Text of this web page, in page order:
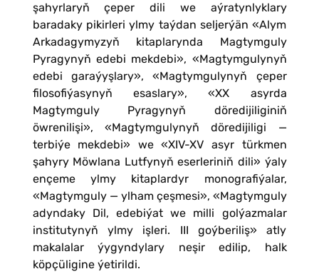
şahyrlaryň çeper dili we aýratynlyklary
baradaky pikirleri ylmy taýdan seljerýän «Alym
Arkadagymyzyň kitaplarynda Magtymguly
Pyragynyň edebi mekdebi», «Magtymgulynyň
edebi garaýyşlary», «Magtymgulynyň çeper
filosofiýasynyň esaslary», «XX asyrda
Magtymguly Pyragynyň döredijiliginiň
öwrenilişi», «Magtymgulynyň döredijiligi —
terbiýe mekdebi» we «XIV-XV asyr türkmen
şahyry Möwlana Lutfynyň eserleriniň dili» ýaly
ençeme ylmy kitaplardyr monografiýalar,
«Magtymguly — ylham çeşmesi», «Magtymguly
adyndaky Dil, edebiýat we milli golýazmalar
institutynyň ylmy işleri. III goýberiliş» atly
makalalar ýygyndylary neşir edilip, halk
köpçüligine ýetirildi.